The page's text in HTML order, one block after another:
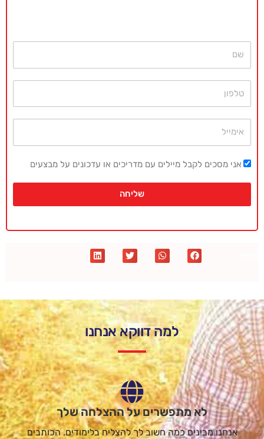
אני מסכים לקבל מיילים עם מדריכים או עדכונים על מבצעים
שליחה
למה דווקא אנחנו
לא מתפשרים על ההצלחה שלך
אנחנו מבינים כמה חשוב לך להצליח בלימודים. הכותבים